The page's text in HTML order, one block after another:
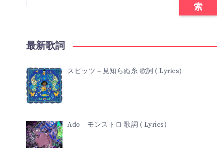
索
最新歌詞
スピッツ – 見知らぬ糸 歌詞 ( Lyrics)
Ado – モンストロ 歌詞 ( Lyrics)